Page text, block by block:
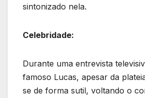
sintonizado nela.
Celebridade:
Durante uma entrevista
famoso Lucas, apesar da
se de forma sutil, voltando o